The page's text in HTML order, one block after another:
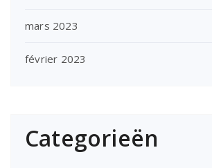
mars 2023
février 2023
Categorieën